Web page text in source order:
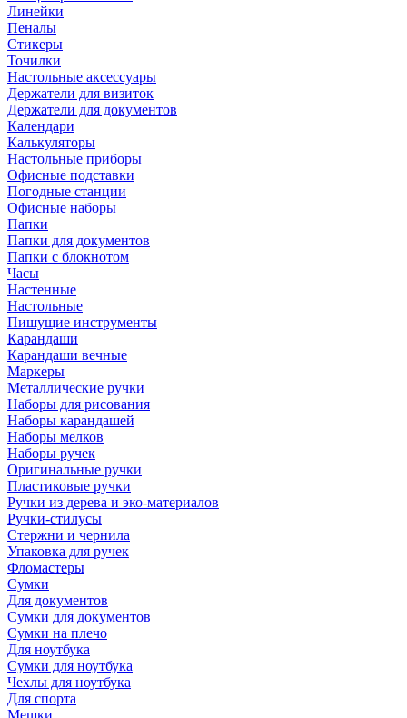
Линейки
Пеналы
Стикеры
Точилки
Настольные аксессуары
Держатели для визиток
Держатели для документов
Календари
Калькуляторы
Настольные приборы
Офисные подставки
Погодные станции
Офисные наборы
Папки
Папки для документов
Папки с блокнотом
Часы
Настенные
Настольные
Пишущие инструменты
Карандаши
Карандаши вечные
Маркеры
Металлические ручки
Наборы для рисования
Наборы карандашей
Наборы мелков
Наборы ручек
Оригинальные ручки
Пластиковые ручки
Ручки из дерева и эко-материалов
Ручки-стилусы
Стержни и чернила
Упаковка для ручек
Фломастеры
Сумки
Для документов
Сумки для документов
Сумки на плечо
Для ноутбука
Сумки для ноутбука
Чехлы для ноутбука
Для спорта
Мешки